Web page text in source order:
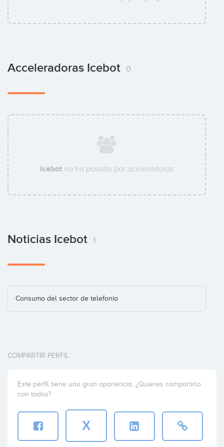
Acceleradoras Icebot 0
Icebot no ha pasado por aceleradoras
Noticias Icebot 1
Consumo del sector de telefonía
COMPARTIR PERFIL
Este perfil tiene una gran apariencia. ¿Quieres compartirlo
con todos?
X